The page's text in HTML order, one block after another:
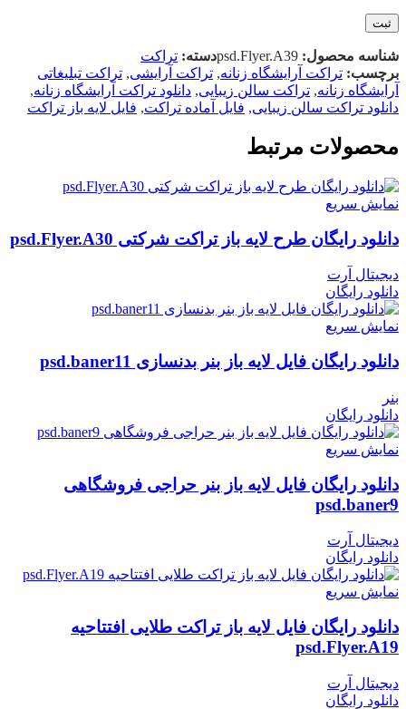
شناسه محصول: psd.Flyer.A39دسته: تراکت
برچسب: تراکت آرایشگاه زنانه, تراکت آرایشی, تراکت تبلیغاتی
آرایشگاه زنانه, تراکت سالن زیبایی, دانلود تراکت آرایشگاه زنانه,
دانلود تراکت سالن زیبایی, فایل آماده تراکت, فایل لایه باز تراکت
محصولات مرتبط
نمایش سریع
دانلود رایگان طرح لايه باز تراکت شرکتی psd.Flyer.A30
دیجیتال آرت
دانلود رایگان
نمایش سریع
دانلود رایگان فایل لايه باز بنر بدنسازی psd.baner11
بنر
دانلود رایگان
نمایش سریع
دانلود رایگان فایل لایه باز بنر حراجی فروشگاهی
psd.baner9
دیجیتال آرت
دانلود رایگان
نمایش سریع
دانلود رایگان فایل لایه باز تراکت طلایی افتتاحیه
psd.Flyer.A19
دیجیتال آرت
دانلود رایگان